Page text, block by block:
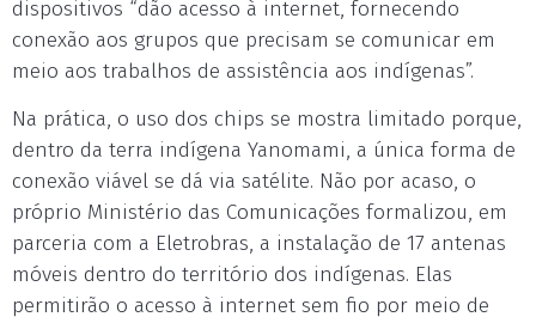
dispositivos “dão acesso à internet, fornecendo
conexão aos grupos que precisam se comunicar em
meio aos trabalhos de assistência aos indígenas”.
Na prática, o uso dos chips se mostra limitado porque,
dentro da terra indígena Yanomami, a única forma de
conexão viável se dá via satélite. Não por acaso, o
próprio Ministério das Comunicações formalizou, em
parceria com a Eletrobras, a instalação de 17 antenas
móveis dentro do território dos indígenas. Elas
permitirão o acesso à internet sem fio por meio de